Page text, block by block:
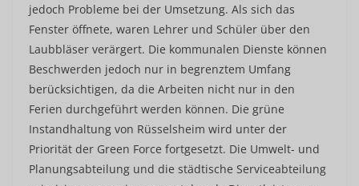
jedoch Probleme bei der Umsetzung. Als sich das
Fenster öffnete, waren Lehrer und Schüler über den
Laubbläser verärgert. Die kommunalen Dienste können
Beschwerden jedoch nur in begrenztem Umfang
berücksichtigen, da die Arbeiten nicht nur in den
Ferien durchgeführt werden können. Die grüne
Instandhaltung von Rüsselsheim wird unter der
Priorität der Green Force fortgesetzt. Die Umwelt- und
Planungsabteilung und die städtische Serviceabteilung